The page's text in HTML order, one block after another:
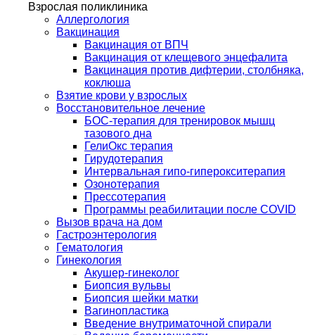
Взрослая поликлиника
Аллергология
Вакцинация
Вакцинация от ВПЧ
Вакцинация от клещевого энцефалита
Вакцинация против дифтерии, столбняка,
коклюша
Взятие крови у взрослых
Восстановительное лечение
БОС-терапия для тренировок мышц
тазового дна
ГелиОкс терапия
Гирудотерапия
Интервальная гипо-гиперокситерапия
Озонотерапия
Прессотерапия
Программы реабилитации после СOVID
Вызов врача на дом
Гастроэнтерология
Гематология
Гинекология
Акушер-гинеколог
Биопсия вульвы
Биопсия шейки матки
Вагинопластика
Введение внутриматочной спирали